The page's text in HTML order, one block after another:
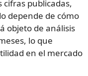
publicadas,
depende de cómo
objeto de análisis
lo que
en el mercado